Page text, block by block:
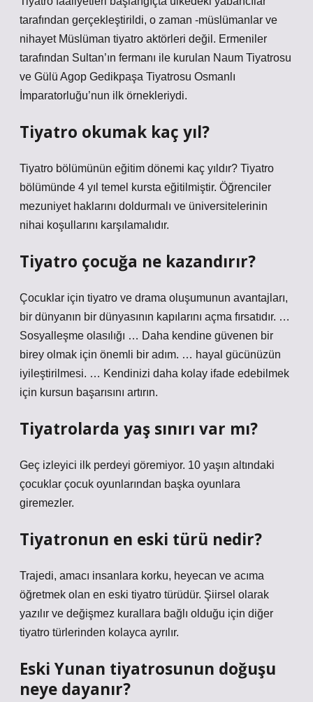
tarafından gerçekleştirildi, o zaman -müslümanlar ve
nihayet Müslüman tiyatro aktörleri değil. Ermeniler
tarafından Sultan’ın fermanı ile kurulan Naum Tiyatrosu
ve Gülü Agop Gedikpaşa Tiyatrosu Osmanlı
İmparatorluğu’nun ilk örnekleriydi.
Tiyatro okumak kaç yıl?
Tiyatro bölümünün eğitim dönemi kaç yıldır? Tiyatro
bölümünde 4 yıl temel kursta eğitilmiştir. Öğrenciler
mezuniyet haklarını doldurmalı ve üniversitelerinin
nihai koşullarını karşılamalıdır.
Tiyatro çocuğa ne kazandırır?
Çocuklar için tiyatro ve drama oluşumunun avantajları,
bir dünyanın bir dünyasının kapılarını açma fırsatıdır. …
Sosyalleşme olasılığı … Daha kendine güvenen bir
birey olmak için önemli bir adım. … hayal gücünüzün
iyileştirilmesi. … Kendinizi daha kolay ifade edebilmek
için kursun başarısını artırın.
Tiyatrolarda yaş sınırı var mı?
Geç izleyici ilk perdeyi göremiyor. 10 yaşın altındaki
çocuklar çocuk oyunlarından başka oyunlara
giremezler.
Tiyatronun en eski türü nedir?
Trajedi, amacı insanlara korku, heyecan ve acıma
öğretmek olan en eski tiyatro türüdür. Şiirsel olarak
yazılır ve değişmez kurallara bağlı olduğu için diğer
tiyatro türlerinden kolayca ayrılır.
Eski Yunan tiyatrosunun doğuşu
neye dayanır?